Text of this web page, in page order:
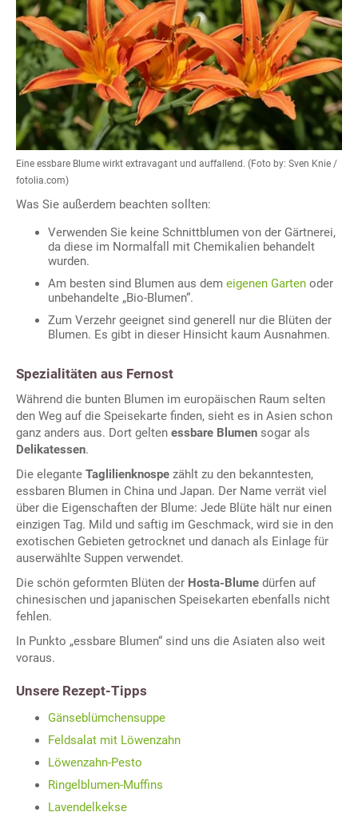
Eine essbare Blume wirkt extravagant und auffallend. (Foto by: Sven Knie /
fotolia.com)
Was Sie außerdem beachten sollten:
Verwenden Sie keine Schnittblumen von der Gärtnerei,
da diese im Normalfall mit Chemikalien behandelt
wurden.
Am besten sind Blumen aus dem eigenen Garten oder
unbehandelte „Bio-Blumen“.
Zum Verzehr geeignet sind generell nur die Blüten der
Blumen. Es gibt in dieser Hinsicht kaum Ausnahmen.
Spezialitäten aus Fernost
Während die bunten Blumen im europäischen Raum selten
den Weg auf die Speisekarte finden, sieht es in Asien schon
ganz anders aus. Dort gelten essbare Blumen sogar als
Delikatessen.
Die elegante Taglilienknospe zählt zu den bekanntesten,
essbaren Blumen in China und Japan. Der Name verrät viel
über die Eigenschaften der Blume: Jede Blüte hält nur einen
einzigen Tag. Mild und saftig im Geschmack, wird sie in den
exotischen Gebieten getrocknet und danach als Einlage für
auserwählte Suppen verwendet.
Die schön geformten Blüten der Hosta-Blume dürfen auf
chinesischen und japanischen Speisekarten ebenfalls nicht
fehlen.
In Punkto „essbare Blumen“ sind uns die Asiaten also weit
voraus.
Unsere Rezept-Tipps
Gänseblümchensuppe
Feldsalat mit Löwenzahn
Löwenzahn-Pesto
Ringelblumen-Muffins
Lavendelkekse